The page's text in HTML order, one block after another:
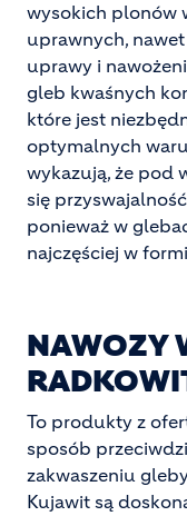
wysokich plonów
uprawnych,
uprawy i
gleb kwaśnych
które jest
optymalnych
wykazują, że pod
się
ponieważ w
najczęściej w
NAWOZY
To produkty z
sposób
zakwaszeniu
Kujawit są